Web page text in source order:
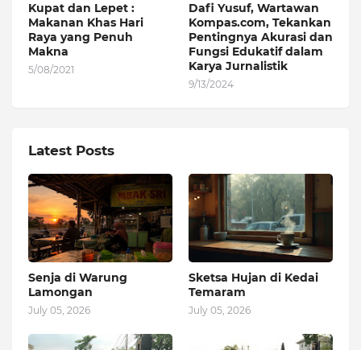
Kupat dan Lepet :
Makanan Khas Hari
Raya yang Penuh
Makna
5/08/2021
Dafi Yusuf, Wartawan
Kompas.com, Tekankan
Pentingnya Akurasi dan
Fungsi Edukatif dalam
Karya Jurnalistik
9/13/2024
Latest Posts
Senja di Warung
Lamongan
July 05, 2026
Sketsa Hujan di Kedai
Temaram
July 05, 2026